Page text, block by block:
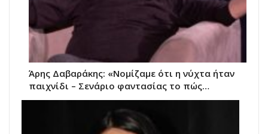
Άρης Δαβαράκης: «Νομίζαμε ότι η νύχτα ήταν
παιχνίδι – Σενάριο φαντασίας το πώς…